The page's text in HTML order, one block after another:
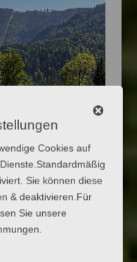
Cookies auf
Sie können diese
& deaktivieren.Für
Sie unsere